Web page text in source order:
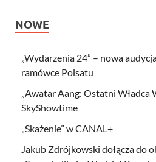
NOWE
„Wydarzenia 24” – nowa
ramówce Polsatu
„Awatar Aang: Ostatni Władca
SkyShowtime
„Skażenie” w CANAL+
Jakub Zdrójkowski dołącza do